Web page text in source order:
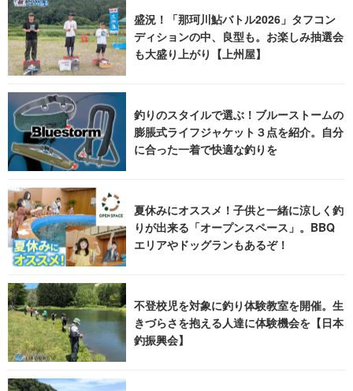
盛況！「那珂川鮎バトル2026」タフコン
ディションの中、良型も。お楽しみ抽選会
も大盛り上がり【上州屋】
釣りのスタイルで選ぶ！ブルーストームの
膨脹式ライフジャケット３点を紹介。自分
に合った一着で快適な釣りを
夏休みにオススメ！子供と一緒に涼しく釣
りが出来る「オープンスペース」。BBQ
エリアやドッグランもあるぞ！
不登校児を対象に釣り体験教室を開催。生
きづらさを抱える人達に体験機会を【日本
釣振興会】